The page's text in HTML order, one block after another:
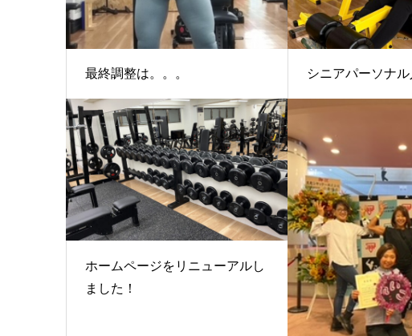
最終調整は。。。 シニアパーソナル
ホームページをリニューアルし
ました！